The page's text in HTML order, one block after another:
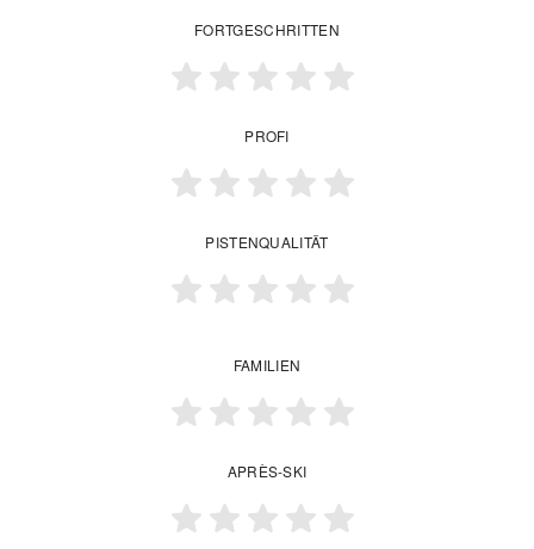
FORTGESCHRITTEN
PROFI
PISTENQUALITÄT
FAMILIEN
APRÈS-SKI